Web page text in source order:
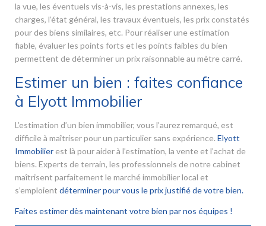
la vue, les éventuels vis-à-vis, les prestations annexes, les
charges, l’état général, les travaux éventuels, les prix constatés
pour des biens similaires, etc. Pour réaliser une estimation
fiable, évaluer les points forts et les points faibles du bien
permettent de déterminer un prix raisonnable au mètre carré.
Estimer un bien : faites confiance
à Elyott Immobilier
L’estimation d’un bien immobilier, vous l’aurez remarqué, est
difficile à maîtriser pour un particulier sans expérience. Elyott
Immobilier est là pour aider à l’estimation, la vente et l’achat de
biens. Experts de terrain, les professionnels de notre cabinet
maîtrisent parfaitement le marché immobilier local et
s’emploient déterminer pour vous le prix justifié de votre bien.
Faites estimer dès maintenant votre bien par nos équipes !